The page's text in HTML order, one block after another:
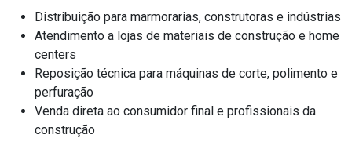
Distribuição para marmorarias, construtoras e indústrias
Atendimento a lojas de materiais de construção e home
centers
Reposição técnica para máquinas de corte, polimento e
perfuração
Venda direta ao consumidor final e profissionais da
construção